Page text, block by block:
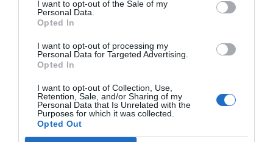
I want to opt-out of the Sale of my
Personal Data.
Opted In
I want to opt-out of processing my
Personal Data for Targeted Advertising.
Opted In
I want to opt-out of Collection, Use,
Retention, Sale, and/or Sharing of my
Personal Data that Is Unrelated with the
Purposes for which it was collected.
Opted Out
24 Congreso Nacional
Farmacéutico de Oviedo
NOTICIAS Y NOVEDADES